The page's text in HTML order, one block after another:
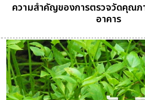
ความสำคัญของการตรวจวัดคุณภ
อาคาร